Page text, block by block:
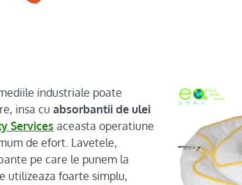
industriale poate
insa cu absorbantii de ulei
Services aceasta operatiune
de efort. Lavetele,
pe care le punem la
utilizeaza foarte simplu,